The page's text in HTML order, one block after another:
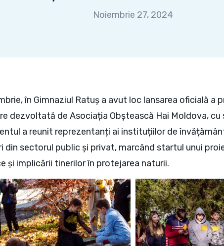
Noiembrie 27, 2024
în Gimnaziul Ratuș a avut loc lansarea oficială a
dezvoltată de Asociația Obștească Hai Moldova, cu
a reunit reprezentanți ai instituțiilor de
din sectorul public și privat, marcând startul unui
și implicării tinerilor în protejarea naturii.